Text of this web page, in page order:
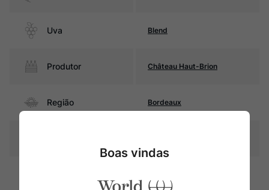
Uva Blend
Produtor Château Haut-Brion
Região Bordeaux
esverdeados
Boas vindas